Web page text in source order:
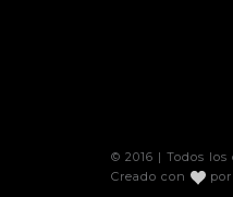
© 2016 | Todos
Creado con
por